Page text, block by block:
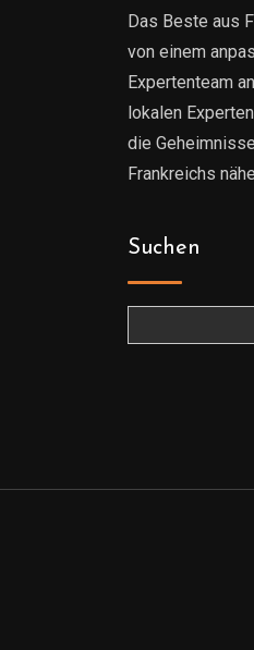
Das Beste aus
von einem
Expertenteam
lokalen
die
Frankreichs
Suchen